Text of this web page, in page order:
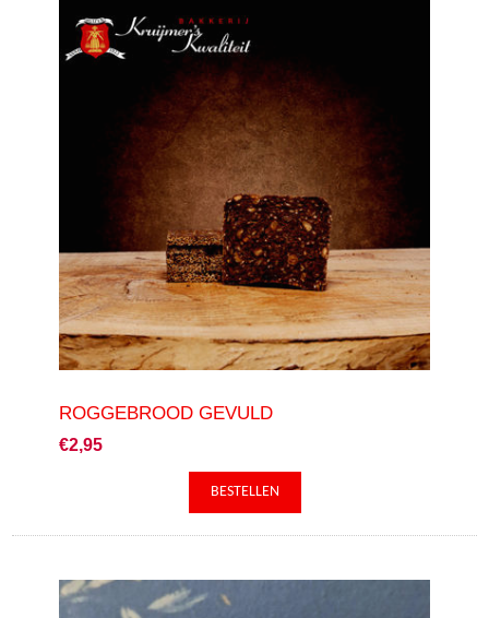
ROGGEBROOD GEVULD
€2,95